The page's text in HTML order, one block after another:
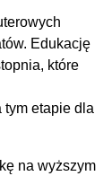
Edukację
które
tym etapie dla
na wyższym